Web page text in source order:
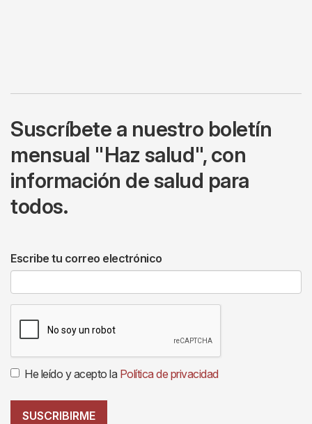
Suscríbete a nuestro boletín
mensual "Haz salud", con
información de salud para
todos.
Escribe tu correo electrónico
He leído y acepto la Política de privacidad
SUSCRIBIRME